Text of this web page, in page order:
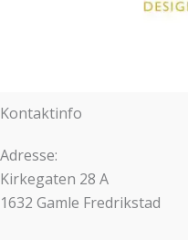
Kontaktinfo
Adresse:
Kirkegaten 28 A
1632 Gamle Fredrikstad